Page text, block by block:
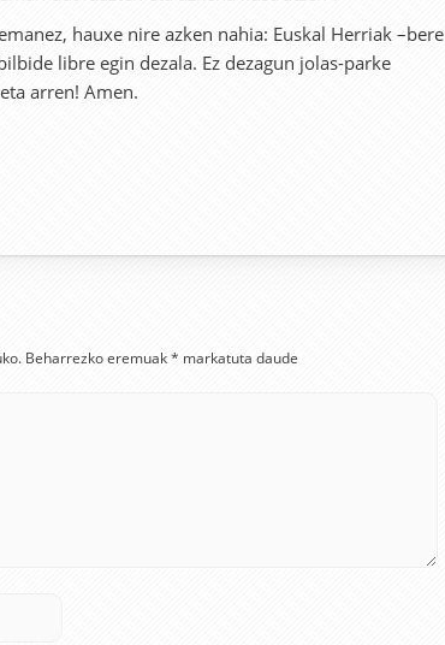
hauxe nire azken nahia: Euskal Herriak –bere
libre egin dezala. Ez dezagun jolas-parke
arren! Amen.
Beharrezko eremuak* markatuta daude